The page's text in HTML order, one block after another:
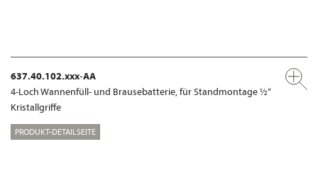
637.40.102.xxx-AA
4-Loch Wannenfüll- und Brausebatterie, für Standmontage ½“
Kristallgriffe
PRODUKT-DETAILSEITE